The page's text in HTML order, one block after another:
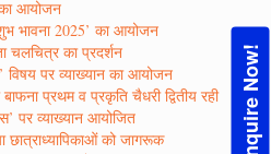
Enquire Now!
आयोजन
भावना 2025’ का आयोजन
चलचित्र का प्रदर्शन
विषय पर व्याख्यान का आयोजन
बाफना प्रथम व प्रकृति चैधरी द्वितीय रही
पर व्याख्यान आयोजित
छात्राध्यापिकाओं को जागरूक